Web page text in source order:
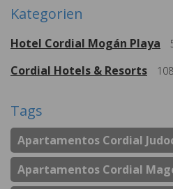
Kategorien
Hotel Cordial Mogán Playa
Cordial Hotels & Resorts 108
Tags
Apartamentos Cordial
Apartamentos Cordial